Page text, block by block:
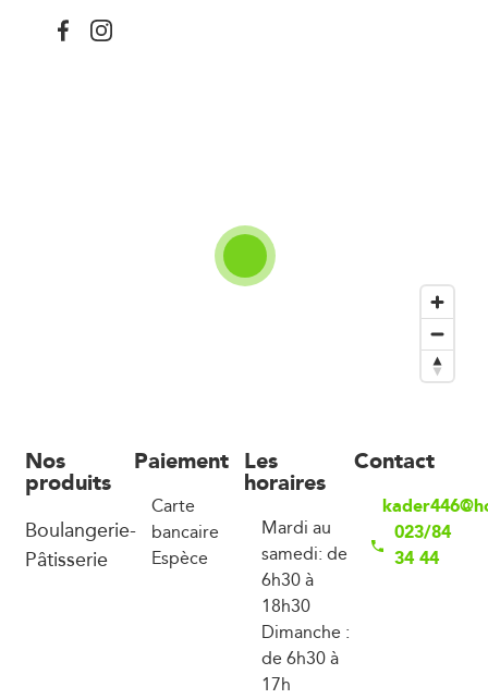
Nos
produits
Boulangerie-
Pâtisserie
Paiement
Carte
bancaire
Espèce
Les
horaires
Mardi au
samedi: de
6h30 à
18h30
Dimanche :
de 6h30 à
17h
Contact
023/84
34 44